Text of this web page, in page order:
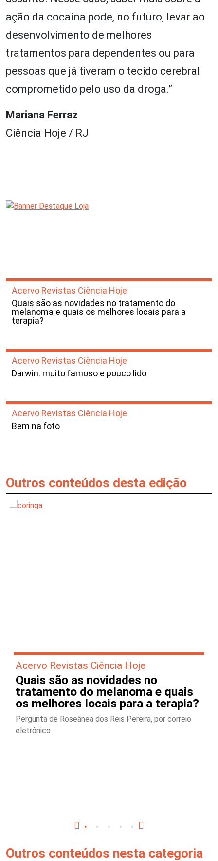
ação da cocaína pode, no futuro, levar ao
desenvolvimento de melhores
tratamentos para dependentes ou para
pessoas que já tiveram o tecido cerebral
comprometido pelo uso da droga.”
Mariana Ferraz
Ciência Hoje / RJ
Acervo Revistas Ciência Hoje
Quais são as novidades no tratamento do
melanoma e quais os melhores locais para a
terapia?
Acervo Revistas Ciência Hoje
Darwin: muito famoso e pouco lido
Acervo Revistas Ciência Hoje
Bem na foto
Outros conteúdos desta edição
Acervo Revistas Ciência Hoje
Quais são as novidades no
tratamento do melanoma e quais
os melhores locais para a terapia?
Pergunta de Roseânea dos Reis Pereira, por correio
eletrônico
Outros conteúdos nesta categoria